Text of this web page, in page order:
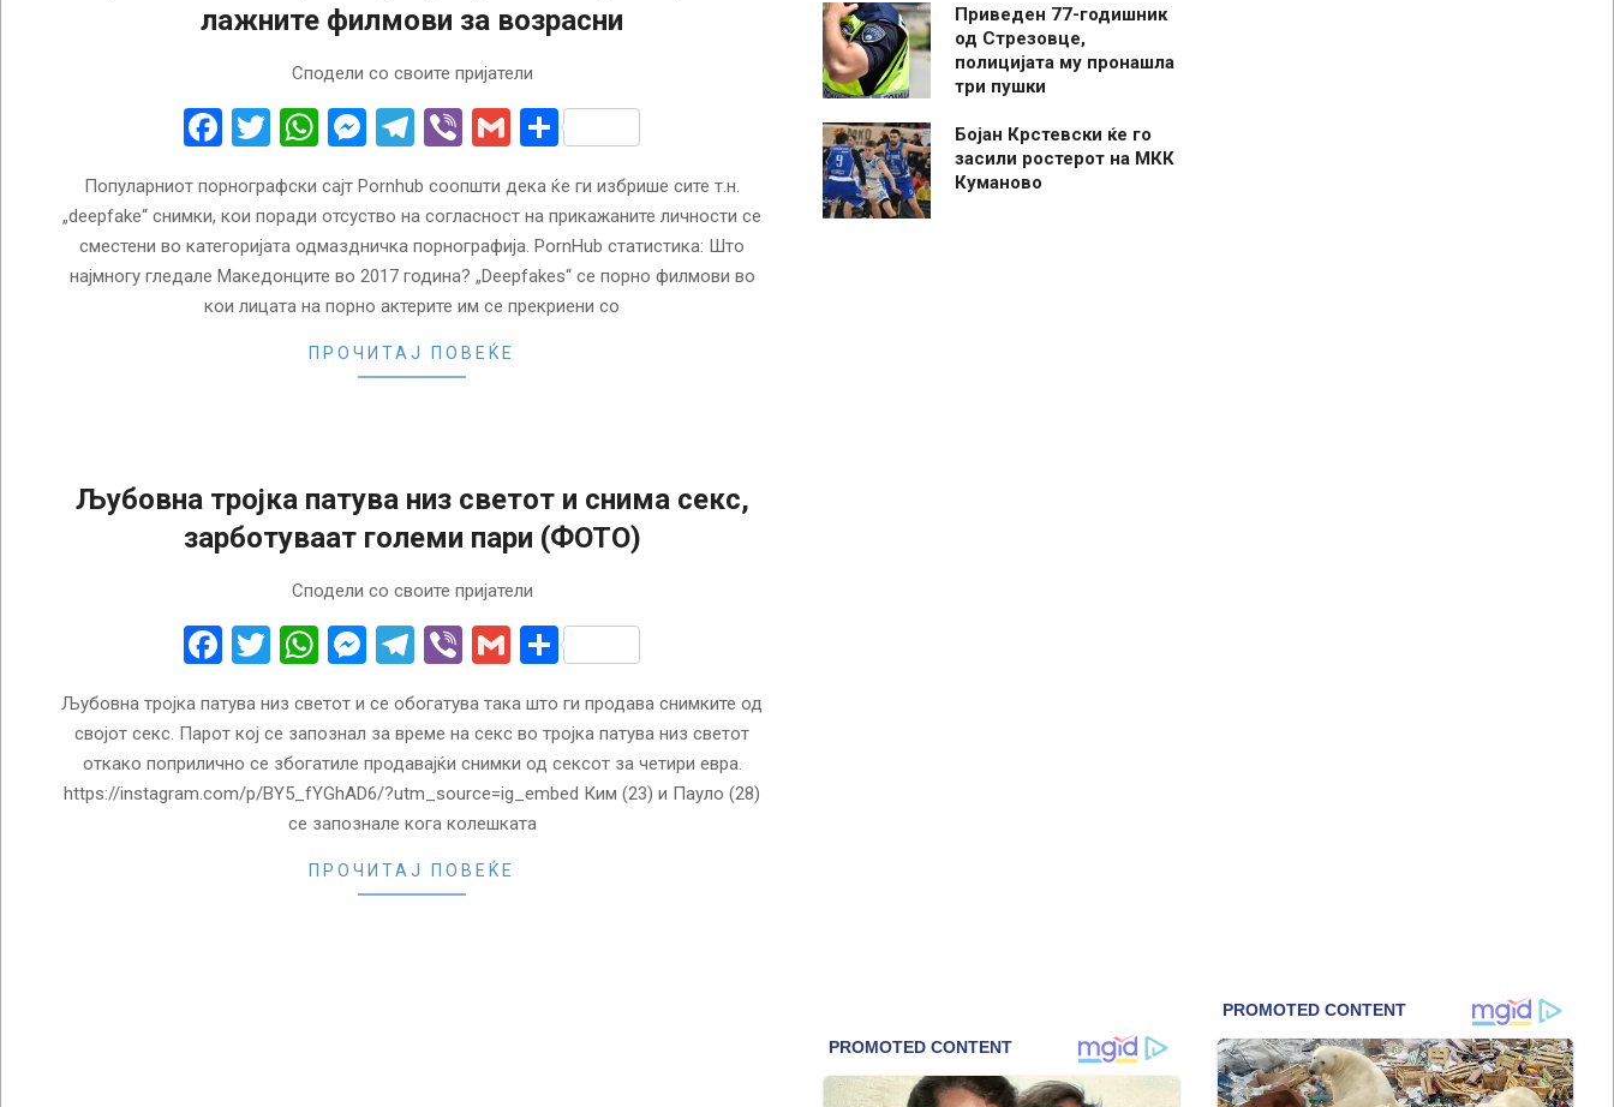
лажните филмови за возрасни
Сподели со своите пријатели
Facebook
Twitter
WhatsApp
Messenger
Telegram
ViberGmailShare
Популарниот порнографски сајт Pornhub соопшти дека ќе ги избрише сите т.н.
„deepfake“ снимки, кои поради отсуство на согласност на прикажаните личности се
сместени во категоријата одмаздничка порнографија. PornHub статистика: Што
најмногу гледале Македонците во 2017 година? „Deepfakes“ се порно филмови во
кои лицата на порно актерите им се прекриени со
ПРОЧИТАЈ ПОВЕЌЕ
Љубовна тројка патува низ светот и снима секс,
зарботуваат големи пари (ФОТО)
Сподели со своите пријатели
Facebook
Twitter
WhatsApp
Messenger
Telegram
ViberGmailShare
Љубовна тројка патува низ светот и се обогатува така што ги продава снимките од
својот секс. Парот кој се запознал за време на секс во тројка патува низ светот
откако поприлично се збогатиле продавајќи снимки од сексот за четири евра.
https://instagram.com/p/BY5_fYGhAD6/?utm_source=ig_embed Ким (23) и Пауло (28)
се запознале кога колешката
ПРОЧИТАЈ ПОВЕЌЕ
Приведен 77-годишник
од Стрезовце,
полицијата му пронашла
три пушки
Бојан Крстевски ќе го
засили ростерот на МКК
Куманово